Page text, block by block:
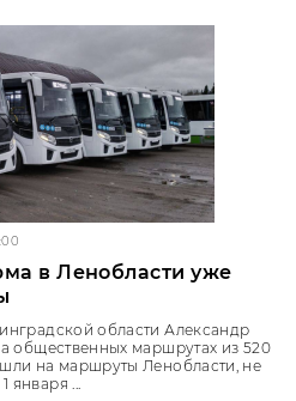
в Ленобласти уже
области Александр
общественных маршрутах из 520
на маршруты Ленобласти, не
января ...